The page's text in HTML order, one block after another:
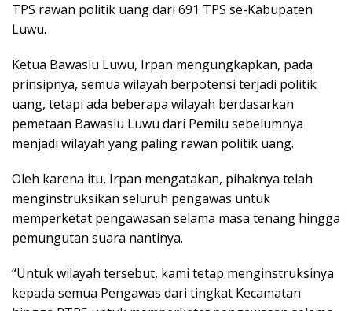
TPS rawan politik uang dari 691 TPS se-Kabupaten
Luwu.
Ketua Bawaslu Luwu, Irpan mengungkapkan, pada
prinsipnya, semua wilayah berpotensi terjadi politik
uang, tetapi ada beberapa wilayah berdasarkan
pemetaan Bawaslu Luwu dari Pemilu sebelumnya
menjadi wilayah yang paling rawan politik uang.
Oleh karena itu, Irpan mengatakan, pihaknya telah
menginstruksikan seluruh pengawas untuk
memperketat pengawasan selama masa tenang hingga
pemungutan suara nantinya.
“Untuk wilayah tersebut, kami tetap menginstruksinya
kepada semua Pengawas dari tingkat Kecamatan